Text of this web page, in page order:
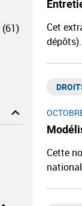
(61)
Cet
Cette